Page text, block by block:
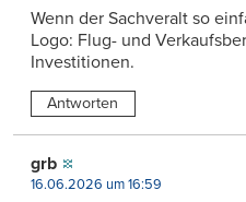
Wenn der Sachveralt so
Logo: Flug- und
Investitionen.
Antworten
grb
16.06.2026 um 16:59